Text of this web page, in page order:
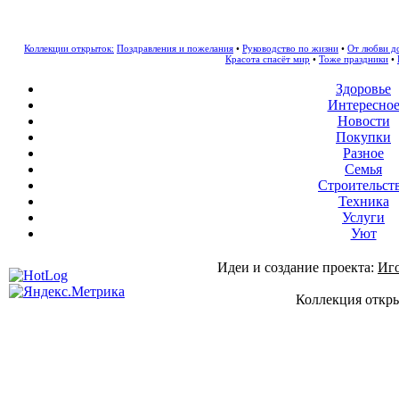
Коллекции открыток: Поздравления и пожелания • Руководство по жизни • От любви
Красота спасёт мир • Тоже праздники •
Здоровье
Интересное
Новости
Покупки
Разное
Семья
Техника
Услуги
Уют
Идеи и создание проекта:
Коллекция